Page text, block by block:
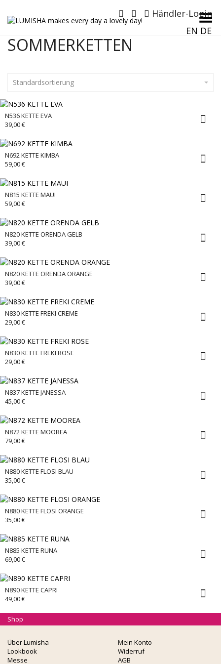
Händler-Login
EN DE
Menü umschalten
SOMMERKETTEN
Standardsortierung
N536 KETTE EVA
39,00€
N692 KETTE KIMBA
59,00€
N815 KETTE MAUI
59,00€
N820 KETTE ORENDA GELB
39,00€
N820 KETTE ORENDA ORANGE
39,00€
N830 KETTE FREKI CREME
29,00€
N830 KETTE FREKI ROSE
29,00€
N837 KETTE JANESSA
45,00€
N872 KETTE MOOREA
79,00€
N880 KETTE FLOSI BLAU
35,00€
N880 KETTE FLOSI ORANGE
35,00€
N885 KETTE RUNA
69,00€
N890 KETTE CAPRI
49,00€
Über Lumisha
Lookbook
Messe
Mein Konto
Widerruf
AGB
Shop